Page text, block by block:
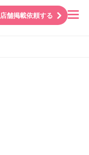
店舗掲載依頼する